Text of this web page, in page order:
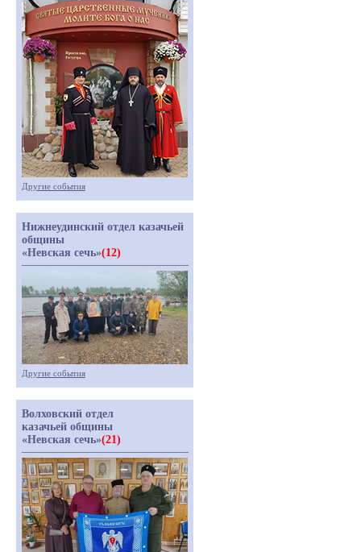
Другие события
Нижнеудинский отдел казачьей
общины
«Невская сечь»(12)
Другие события
Волховский отдел
казачьей общины
«Невская сечь»(21)